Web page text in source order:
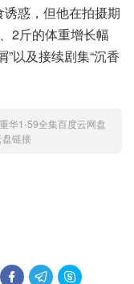
惑，但他在拍摄期
2斤的体重增长幅
以及接续剧集“沉香
华1-59全集百度云网盘
链接
  